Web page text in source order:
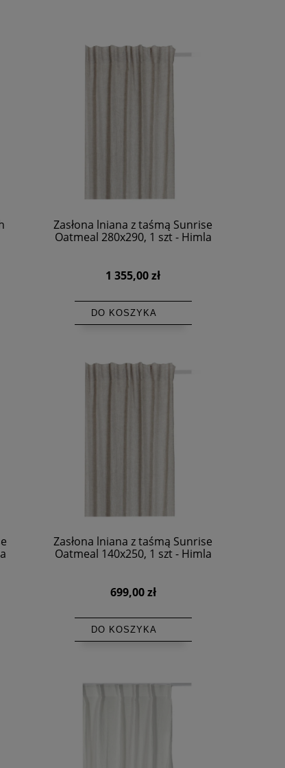
Zasłona lniana z taśmą Sunrise
Oatmeal 280x290, 1 szt - Himla
1 355,00 zł
DO KOSZYKA
Zasłona lniana z taśmą Sunrise
Oatmeal 140x250, 1 szt - Himla
699,00 zł
DO KOSZYKA